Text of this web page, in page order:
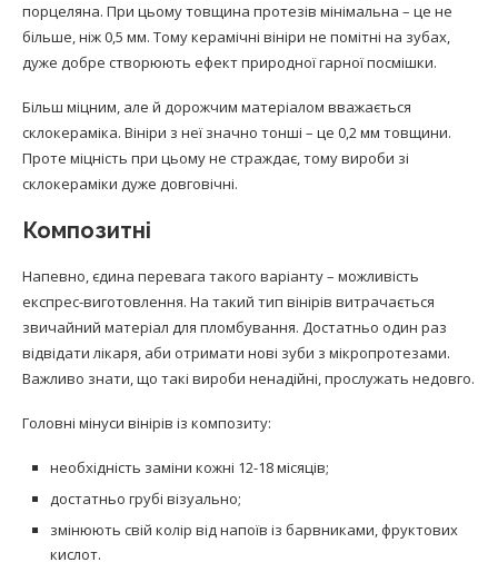
порцеляна. При цьому товщина протезів мінімальна – це не
більше, ніж 0,5 мм. Тому керамічні вініри не помітні на зубах,
дуже добре створюють ефект природної гарної посмішки.
Більш міцним, але й дорожчим матеріалом вважається
склокераміка. Вініри з неї значно тонші – це 0,2 мм товщини.
Проте міцність при цьому не страждає, тому вироби зі
склокераміки дуже довговічні.
Композитні
Напевно, єдина перевага такого варіанту – можливість
експрес-виготовлення. На такий тип вінірів витрачається
звичайний матеріал для пломбування. Достатньо один раз
відвідати лікаря, аби отримати нові зуби з мікропротезами.
Важливо знати, що такі вироби ненадійні, прослужать недовго.
Головні мінуси вінірів із композиту:
необхідність заміни кожні 12-18 місяців;
достатньо грубі візуально;
змінюють свій колір від напоїв із барвниками, фруктових
кислот.